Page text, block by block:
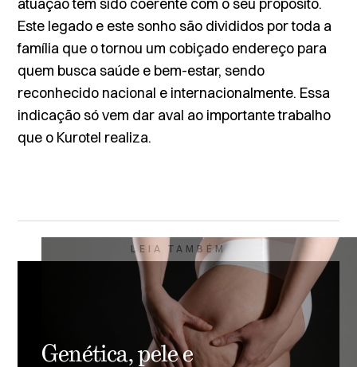
Este legado e este sonho são divididos por toda a
família que o tornou um cobiçado endereço para
quem busca saúde e bem-estar, sendo
reconhecido nacional e internacionalmente. Essa
indicação só vem dar aval ao importante trabalho
que o Kurotel realiza.
LEIA TAMBÉM
Genética, pele e